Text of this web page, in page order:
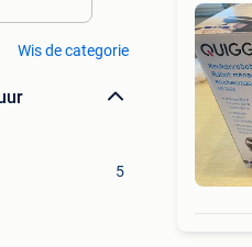
Wis de categorie
5